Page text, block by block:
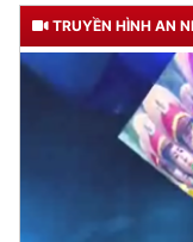
TRUYỀN HÌNH AN